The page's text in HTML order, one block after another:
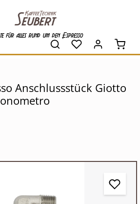
für alles rund um den Espresso
Anschlussstück Giotto